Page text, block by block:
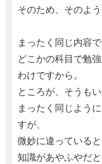
そのため、そのよ
まったく同じ内容
どこかの科目で勉
わけですから。
ところが、そうも
まったく同じよう
すが、
微妙に違っていると
知識があやふやだ